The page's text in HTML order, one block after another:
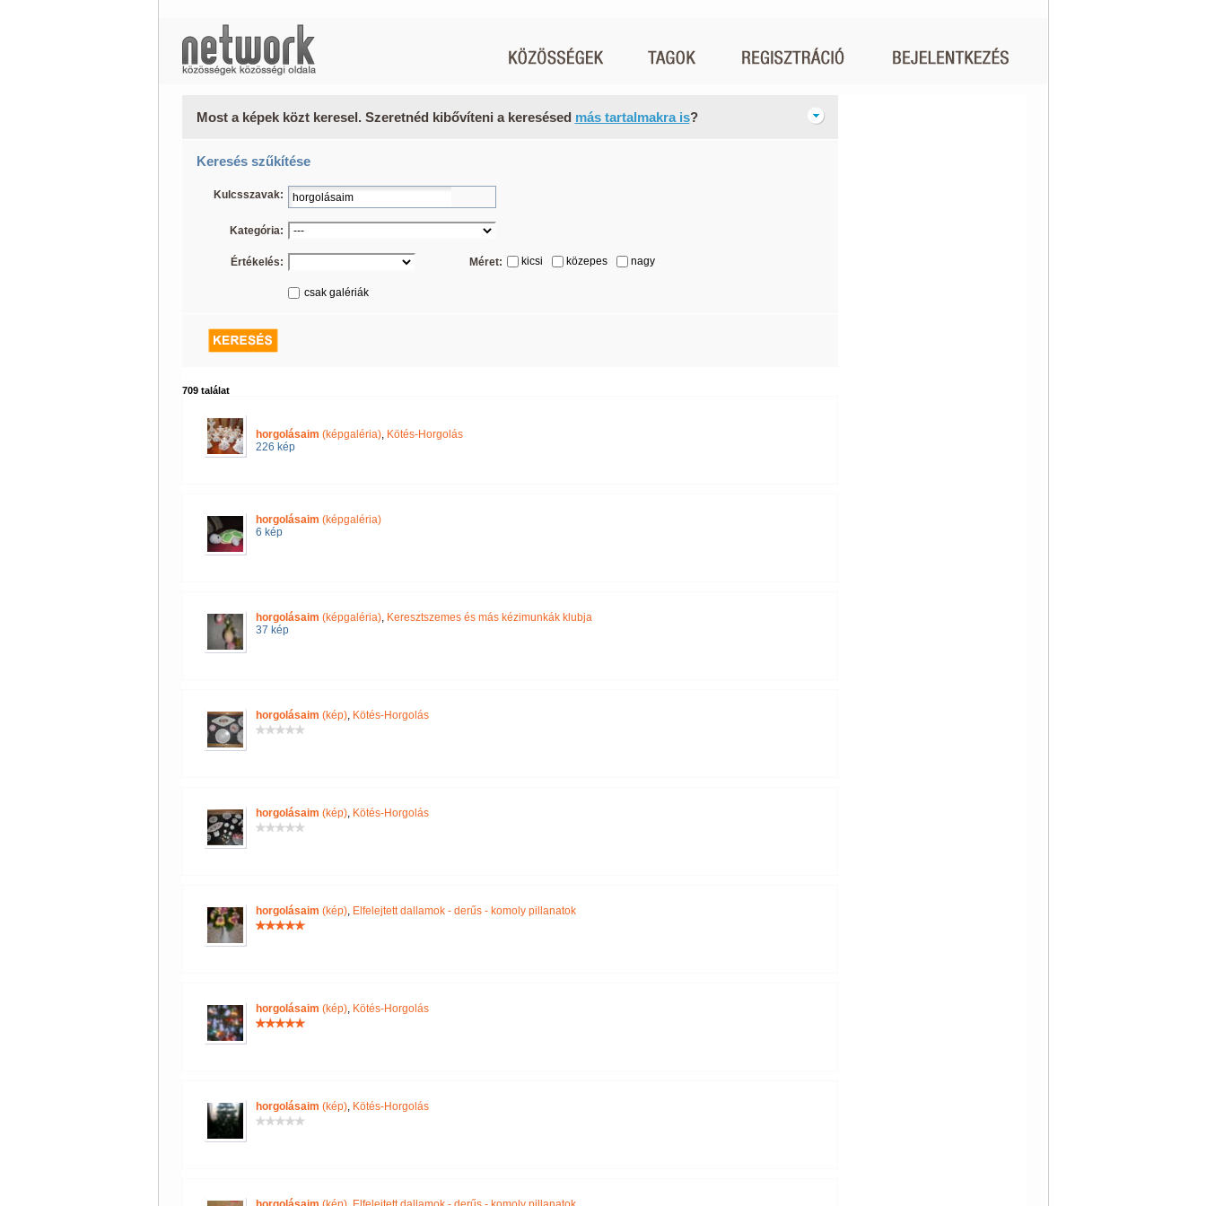
Most a képek közt keresel. Szeretnéd kibővíteni a keresésed más tartalmakra is?
Keresés szűkítése
Kulcsszavak:
Kategória:
Értékelés: Méret: kicsi közepes nagy
csak galériák
709 találat
horgolásaim (képgaléria), Kötés-Horgolás
226 kép
horgolásaim (képgaléria)
6 kép
horgolásaim (képgaléria), Keresztszemes és más kézimunkák klubja
37 kép
horgolásaim (kép), Kötés-Horgolás
horgolásaim (kép), Kötés-Horgolás
horgolásaim (kép), Elfelejtett dallamok - derűs - komoly pillanatok
horgolásaim (kép), Kötés-Horgolás
horgolásaim (kép), Kötés-Horgolás